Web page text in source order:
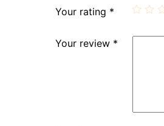
Your rating *
Your review *